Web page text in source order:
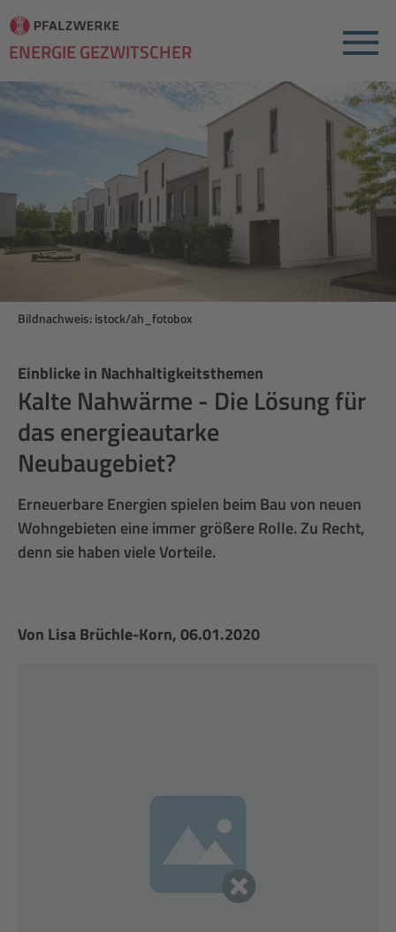
ENERGIE GEZWITSCHER Menu
Einblicke in Nachhaltigkeitsthemen
Kalte Nahwärme - Die Lösung für
das energieautarke
Neubaugebiet?
Erneuerbare Energien spielen beim Bau von neuen
Wohngebieten eine immer größere Rolle. Zu Recht,
denn sie haben viele Vorteile.
Bildnachweis: istock/ah_fotobox
Von Lisa Brüchle-Korn, 06.01.2020